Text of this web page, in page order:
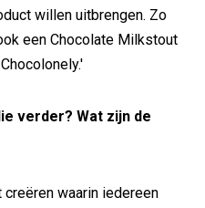
willen uitbrengen. Zo
een Chocolate Milkstout
verder? Wat zijn de
waarin iedereen